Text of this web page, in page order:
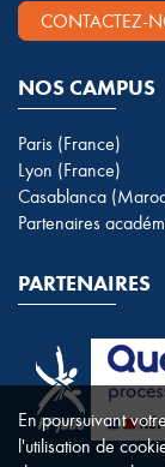
CONTACTEZ-
NOS CAMPUS
Paris (France)
Lyon (France)
Casablanca
Partenaires
PARTENAIRES
En poursuivant
l'utilisation de